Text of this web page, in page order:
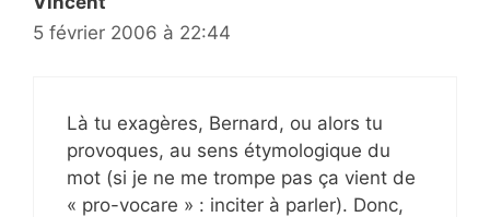
5 février 2006 à 22:44
Là tu exagères, Bernard, ou alors tu
provoques, au sens étymologique du
mot (si je ne me trompe pas ça vient de
« pro-vocare » : inciter à parler). Donc,